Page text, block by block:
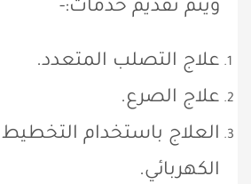
ويتم تقديم خدمات:-
علاج التصلب المتعدد.
علاج الصرع.
العلاج باستخدام التخطيط
الكهربائي.